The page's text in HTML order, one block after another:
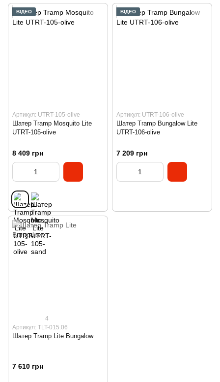
ВІДЕО
Артикул: UTRT-105-olive
Шатер Tramp Mosquito Lite
UTRT-105-olive
8 409 грн
ВІДЕО
Артикул: UTRT-106-olive
Шатер Tramp Bungalow Lite
UTRT-106-olive
7 209 грн
4
Артикул: TLT-015.06
Шатер Tramp Lite Bungalow
7 610 грн